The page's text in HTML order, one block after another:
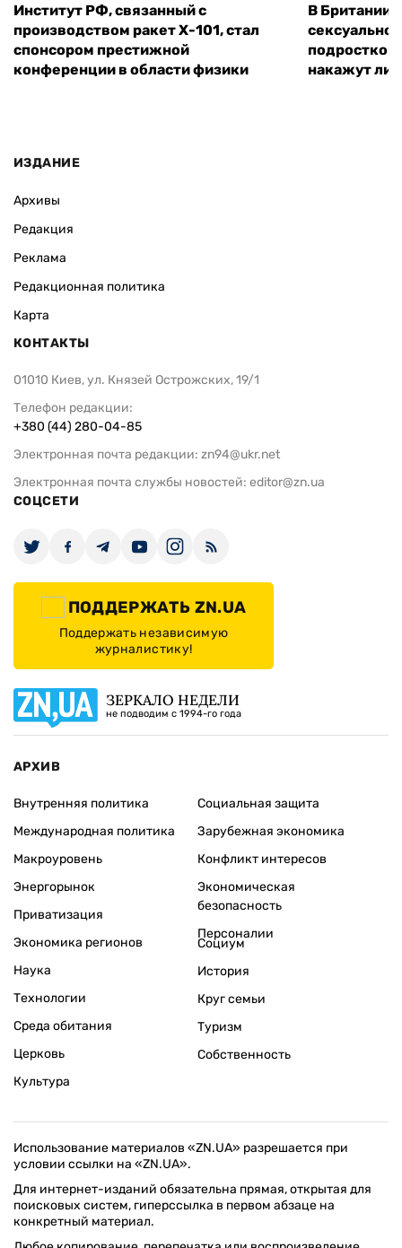
Институт РФ, связанный с
производством ракет Х-101, стал
спонсором престижной
конференции в области физики
В Британии
подростком
накажут ли
ИЗДАНИЕ
Архивы
Редакция
Реклама
Редакционная политика
Карта
КОНТАКТЫ
01010 Киев, ул. Князей Острожских, 19/1
Телефон редакции:
+380 (44) 280-04-85
Электронная почта редакции: zn94@ukr.net
Электронная почта службы новостей: editor@zn.ua
СОЦСЕТИ
ПОДДЕРЖАТЬ ZN.UA
Поддержать независимую
журналистику!
ЗЕРКАЛО НЕДЕЛИ
не подводим с 1994-го года
АРХИВ
Внутренняя политика
Международная политика
Макроуровень
Энергорынок
Приватизация
Экономика регионов
Социальная защита
Зарубежная экономика
Конфликт интересов
Экономическая
безопасность
Персоналии
Наука
Технологии
Среда обитания
Церковь
Культура
Социум
История
Круг семьи
Туризм
Собственность
Использование материалов «ZN.UA» разрешается при
условии ссылки на «ZN.UA».
Для интернет-изданий обязательна прямая, открытая для
поисковых систем, гиперссылка в первом абзаце на
конкретный материал.